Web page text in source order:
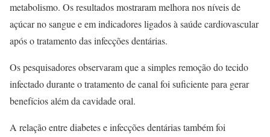
metabolismo. Os resultados mostraram melhora nos níveis de
açúcar no sangue e em indicadores ligados à saúde cardiovascular
após o tratamento das infecções dentárias.
Os pesquisadores observaram que a simples remoção do tecido
infectado durante o tratamento de canal foi suficiente para gerar
benefícios além da cavidade oral.
A relação entre diabetes e infecções dentárias também foi